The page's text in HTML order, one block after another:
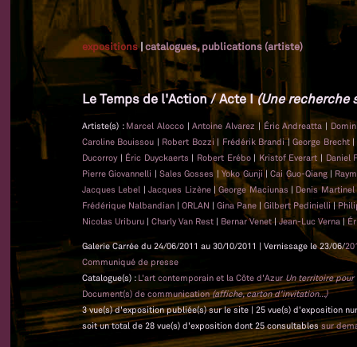
expositions|catalogues, publications (artiste)
Le Temps de l'Action / Acte I(Une recherche
Artiste(s) : Marcel Alocco |Antoine Alvarez | Éric Andreatta |
Caroline Bouissou | Robert Bozzi | Frédérik Brandi|George Brecht |
Ducorroy | Éric Duyckaerts | Robert Erébo | Kristof Everart | Daniel
Pierre Giovannelli |Sales Gosses |Yoko Gunji |Cai Guo-Qiang |
Jacques Lebel |Jacques Lizène |George Maciunas | Denis Martinel
Frédérique Nalbandian | ORLAN | Gina Pane | Gilbert Pedinielli|
Nicolas Uriburu | Charly Van Rest | Bernar Venet|Jean-Luc Verna |
Galerie Carrée du 24/06/2011 au 30/10/2011 | Vernissage le 23/06/
Communiqué de presse
Catalogue(s) : L'art contemporain et la Côte d'AzurUn territoire pour
Document(s) de communication(affiche, carton d'invitation...)
3 vue(s) d'exposition publiée(s) sur le site | 25 vue(s) d'exposition
soit un total de 28 vue(s) d'exposition dont 25 consultablessur